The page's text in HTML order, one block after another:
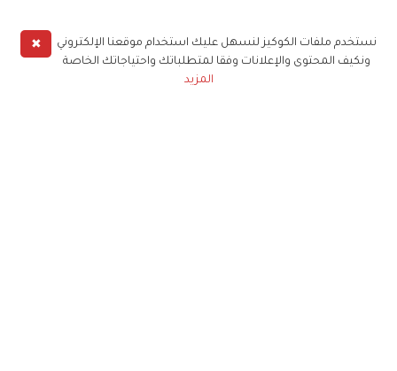
✖
نستخدم ملفات الكوكيز لنسهل عليك استخدام موقعنا الإلكتروني
ونكيف المحتوى والإعلانات وفقا لمتطلباتك واحتياجاتك الخاصة
المزيد